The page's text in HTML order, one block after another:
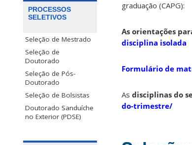
PROCESSOS
SELETIVOS
Seleção de Mestrado
Seleção de
Doutorado
Seleção de Pós-
Doutorado
Seleção de Bolsistas
Doutorado Sanduíche
no Exterior (PDSE)
graduação (CAPG):
As orientações
disciplina isolada
Formulário de
As disciplinas do
do-trimestre/